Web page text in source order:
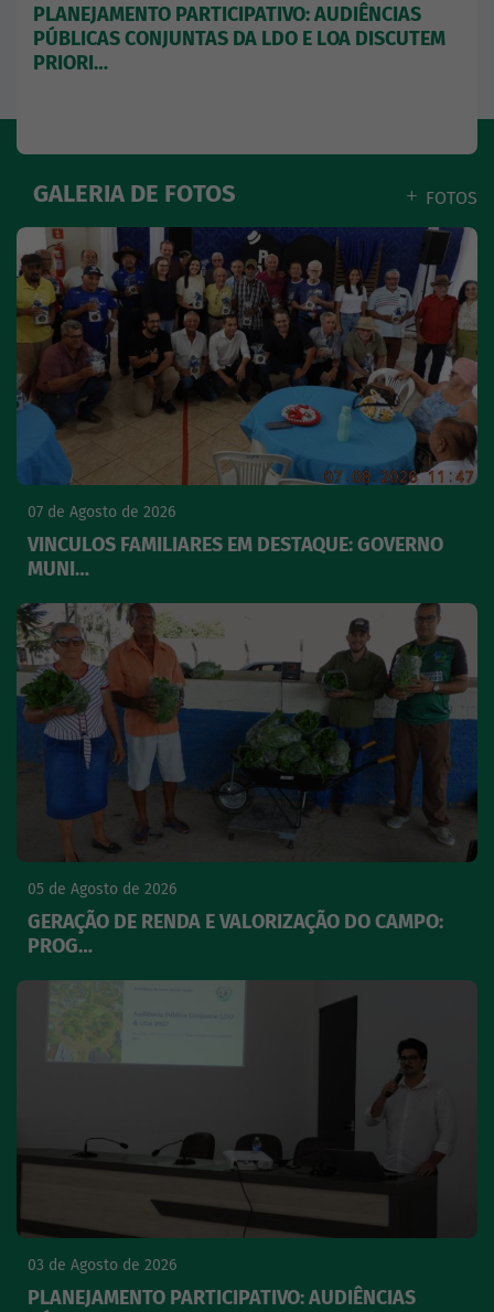
PLANEJAMENTO PARTICIPATIVO: AUDIÊNCIAS
PÚBLICAS CONJUNTAS DA LDO E LOA DISCUTEM
PRIORI…
GALERIA DE FOTOS FOTOS
07 de Agosto de 2026
VINCULOS FAMILIARES EM DESTAQUE: GOVERNO
MUNI…
05 de Agosto de 2026
GERAÇÃO DE RENDA E VALORIZAÇÃO DO CAMPO:
PROG…
03 de Agosto de 2026
PLANEJAMENTO PARTICIPATIVO: AUDIÊNCIAS